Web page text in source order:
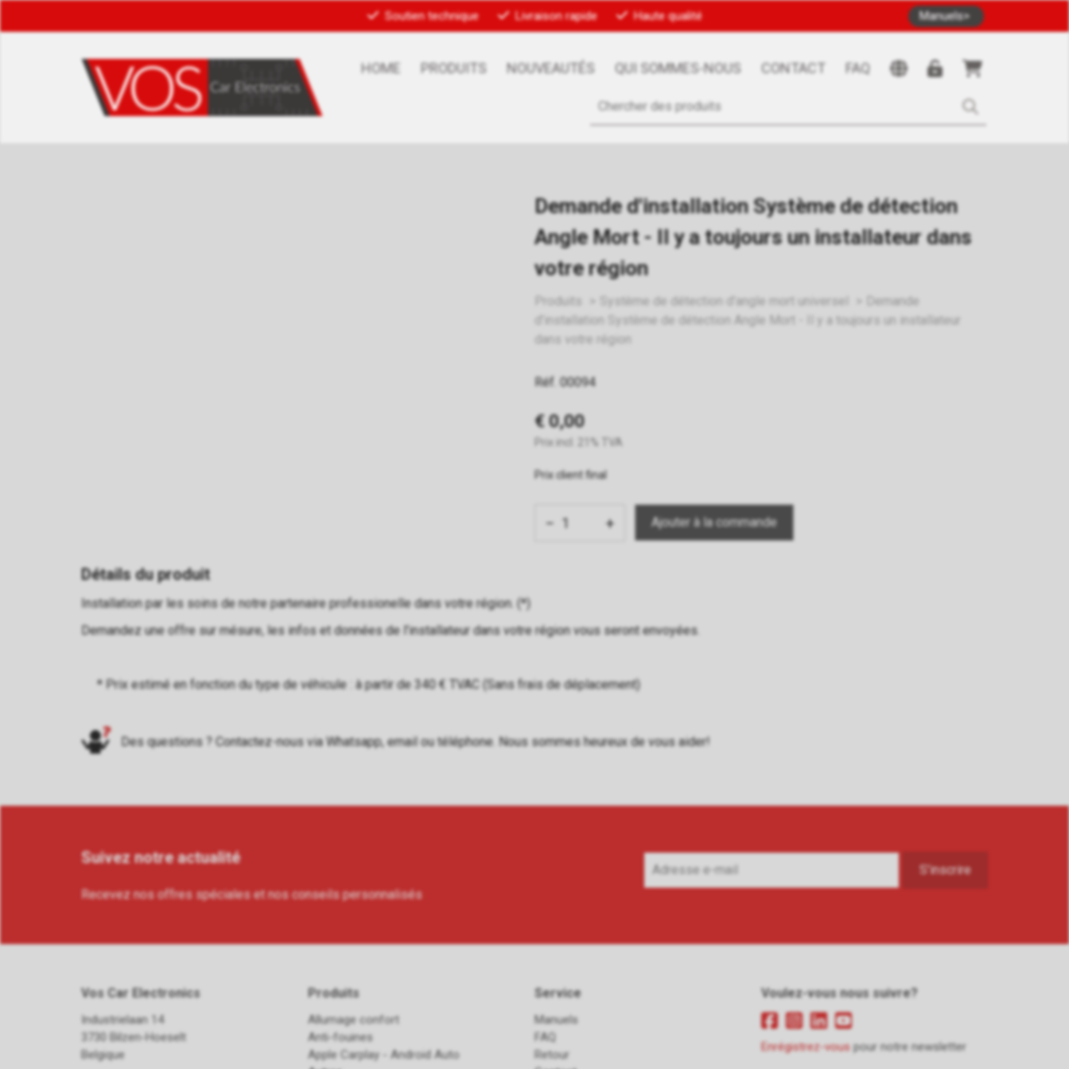
Soutien technique Livraison rapide Haute qualité Manuels
HOME PRODUITS NOUVEAUTÉS QUI SOMMES-NOUS CONTACT FAQ
Demande d'installation Système de détection
Angle Mort - Il y a toujours un installateur dans
votre région
Produits Système de détection d'angle mort universel
Demande
d'installation Système de détection Angle Mort - Il y a toujours un installateur
dans votre région
Réf. 00094
€ 0,00
Prix incl. 21% TVA
Prix client final
− +
Détails du produit
Installation par les soins de notre partenaire professionelle dans votre région. (*)
Demandez une offre sur mésure, les infos et données de l'installateur dans votre région vous seront envoyées.
* Prix estimé en fonction du type de véhicule : à partir de 340 € TVAC (Sans frais de déplacement)
Des questions ? Contactez-nous via Whatsapp,emailoutéléphone. Nous sommes heureux de vous aider!
Suivez notre actualité
Recevez nos offres spéciales et nos conseils personnalisés
Vos Car Electronics
Industrielaan 14
3730 Bilzen-Hoeselt
Belgique
Produits
Allumage confort
Anti-fouines
Apple Carplay - Android Auto
Service
Manuels
FAQ
Retour
Voulez-vous nous suivre?
Enrégistrez-vouspour notre newsletter